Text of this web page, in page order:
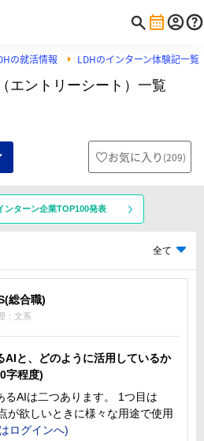
の就活情報 LDHのインターン体験記一覧
エントリーシート）一覧
お気に入り (209)
ンターン企業TOP100発表
全て
総合職)
：文系
AIと、どのように活用しているか
字程度)
るAIは二つあります。 1つ目は
が欲しいときに様々な用途で使用